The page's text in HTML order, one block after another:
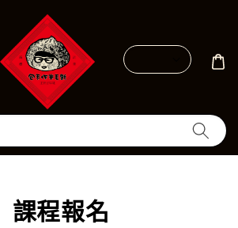
課程報名